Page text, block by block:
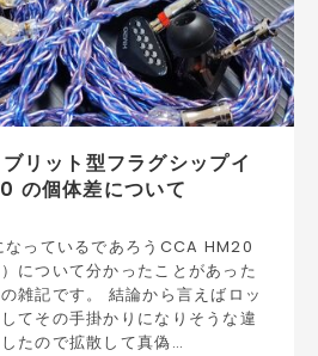
リット型フラグシップイ
の個体差について
なっているであろうCCA HM20
について分かったことがあった
雑記です。 結論から言えばロッ
てその手掛かりになりそうな違
たので拡散して真偽…